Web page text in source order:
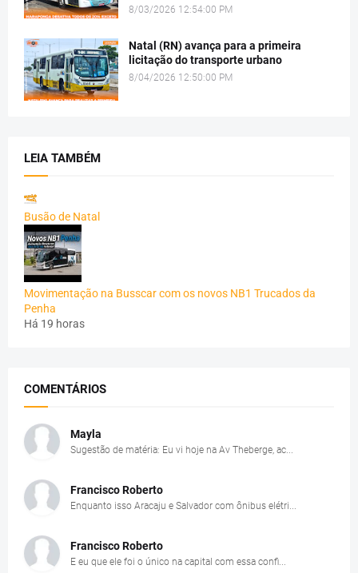
8/03/2026 12:54:00 PM
Natal (RN) avança para a primeira
licitação do transporte urbano
8/04/2026 12:50:00 PM
LEIA TAMBÉM
Busão de Natal
Movimentação na Busscar com os novos NB1 Trucados da
Penha
Há 19 horas
COMENTÁRIOS
Mayla
Sugestão de matéria: Eu vi hoje na Av Theberge, ac...
Francisco Roberto
Enquanto isso Aracaju e Salvador com ônibus elétri...
Francisco Roberto
E eu que ele foi o único na capital com essa confi...